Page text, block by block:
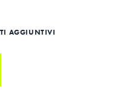
AGGIUNTIVI